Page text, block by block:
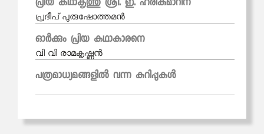
പ്രിയ കഥാകൃത്തു് ശ്രീ. ഇ. ഹരികുമാറിന്
പ്രദീപ് പുരുഷോത്തമന്‍
ഓര്‍ക്കും പ്രിയ കഥാകാരനെ
വി വി രാമകൃഷ്ണന്‍
പത്രമാധ്യമങ്ങളില്‍ വന്ന കുറിപ്പുകള്‍